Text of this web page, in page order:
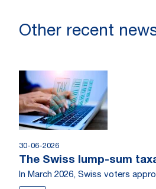
Other recent
30-06-2026
The Swiss lump-sum
In March 2026, Swiss voters